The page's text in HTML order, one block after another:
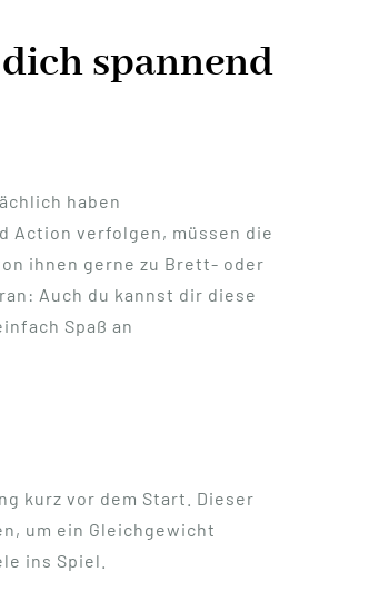
spannend
haben
Action verfolgen, müssen die
ihnen gerne zu Brett- oder
Auch du kannst dir diese
Spaß an
kurz vor dem Start. Dieser
um ein Gleichgewicht
ins Spiel.